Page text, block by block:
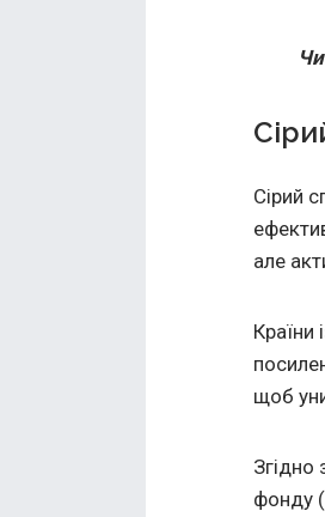
Сірий
але
Країни
щоб
фонду